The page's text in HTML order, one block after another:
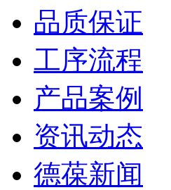
品质保证
工序流程
产品案例
资讯动态
德葆新闻